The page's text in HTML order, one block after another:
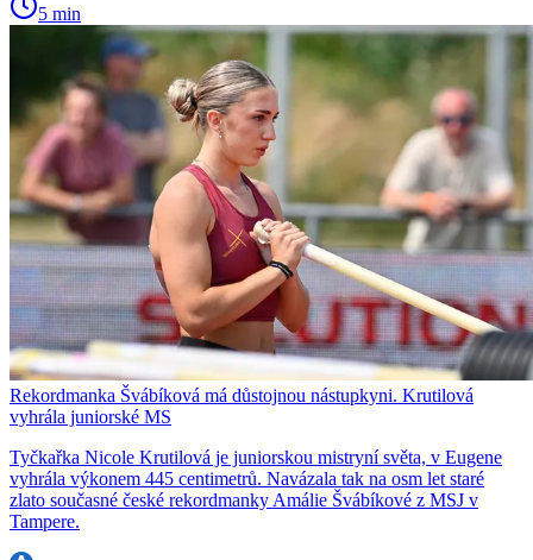
5 min
Rekordmanka Švábíková má důstojnou nástupkyni. Krutilová
vyhrála juniorské MS
Tyčkařka Nicole Krutilová je juniorskou mistryní světa, v Eugene
vyhrála výkonem 445 centimetrů. Navázala tak na osm let staré
zlato současné české rekordmanky Amálie Švábíkové z MSJ v
Tampere.